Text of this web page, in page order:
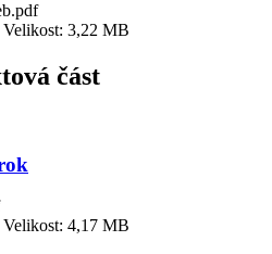
3,22 MB
část
4,17 MB